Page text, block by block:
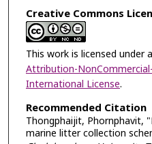
Creative Commons
This work is licensed under a
Attribution-
International License.
Recommended Citation
Thongphaijit, Phornphavit,
marine litter collection